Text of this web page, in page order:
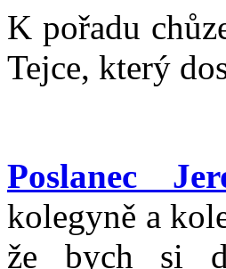
K pořadu
Tejce, který
Poslanec
kolegyně a
že bych si